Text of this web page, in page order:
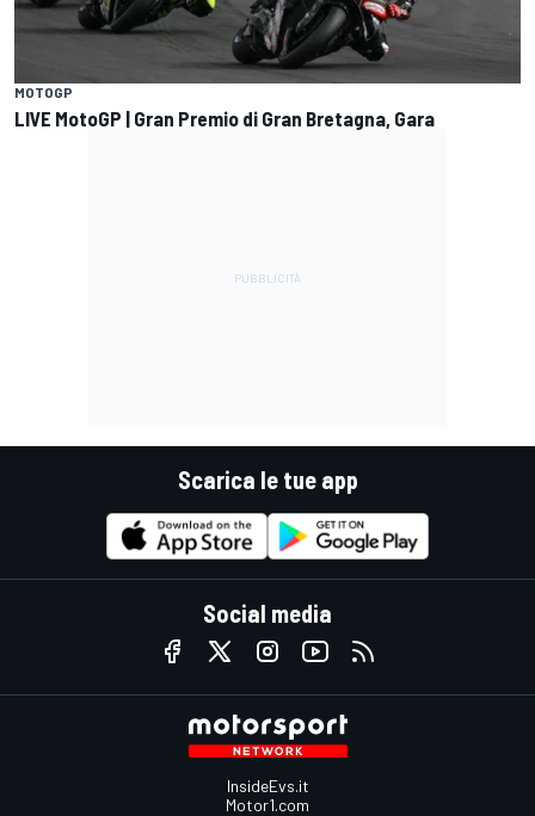
MOTOGP
LIVE MotoGP | Gran Premio di Gran Bretagna, Gara
Scarica le tue app
Social media
InsideEvs.it
Motor1.com